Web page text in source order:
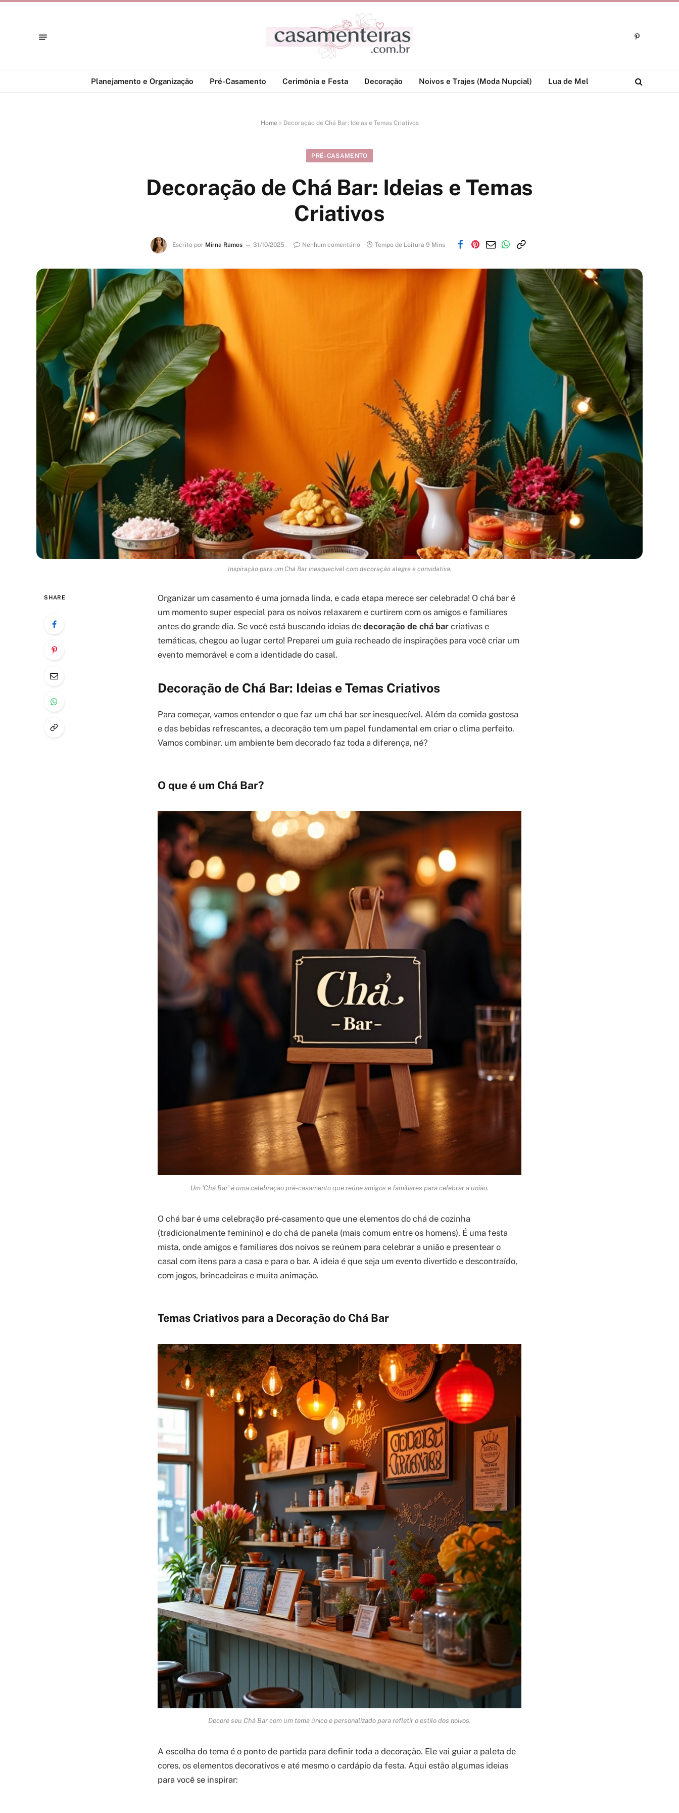
Pinterest
Planejamento e Organização Pré-Casamento Cerimônia e Festa Decoração Noivos e Trajes (Moda Nupcial) Lua de Mel
Home » Decoração de Chá Bar: Ideias e Temas Criativos
PRÉ-CASAMENTO
Decoração de Chá Bar: Ideias e Temas
Criativos
Escrito por Mirna Ramos 31/10/2025 Nenhum comentário Tempo de Leitura 9 Mins
Inspiração para um Chá Bar inesquecível com decoração alegre e convidativa.
SHARE
Organizar um casamento é uma jornada linda, e cada etapa merece ser celebrada! O chá bar é
um momento super especial para os noivos relaxarem e curtirem com os amigos e familiares
antes do grande dia. Se você está buscando ideias de decoração de chá bar criativas e
temáticas, chegou ao lugar certo! Preparei um guia recheado de inspirações para você criar um
evento memorável e com a identidade do casal.
Decoração de Chá Bar: Ideias e Temas Criativos
Para começar, vamos entender o que faz um chá bar ser inesquecível. Além da comida gostosa
e das bebidas refrescantes, a decoração tem um papel fundamental em criar o clima perfeito.
Vamos combinar, um ambiente bem decorado faz toda a diferença, né?
O que é um Chá Bar?
Um ‘Chá Bar’ é uma celebração pré-casamento que reúne amigos e familiares para celebrar a união.
O chá bar é uma celebração pré-casamento que une elementos do chá de cozinha
(tradicionalmente feminino) e do chá de panela (mais comum entre os homens). É uma festa
mista, onde amigos e familiares dos noivos se reúnem para celebrar a união e presentear o
casal com itens para a casa e para o bar. A ideia é que seja um evento divertido e descontraído,
com jogos, brincadeiras e muita animação.
Temas Criativos para a Decoração do Chá Bar
Decore seu Chá Bar com um tema único e personalizado para refletir o estilo dos noivos.
A escolha do tema é o ponto de partida para definir toda a decoração. Ele vai guiar a paleta de
cores, os elementos decorativos e até mesmo o cardápio da festa. Aqui estão algumas ideias
para você se inspirar: